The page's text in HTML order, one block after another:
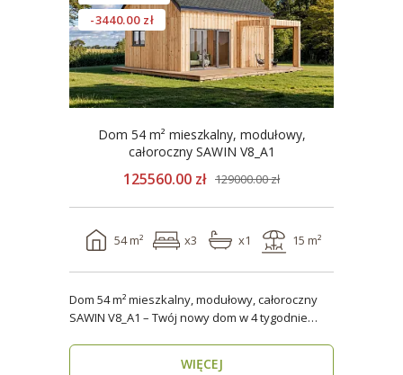
-3440.00 zł
Dom 54 m² mieszkalny, modułowy,
całoroczny SAWIN V8_A1
125560.00 zł 129000.00 zł
54 m² x3 x1 15 m²
Dom 54 m² mieszkalny, modułowy, całoroczny
SAWIN V8_A1 – Twój nowy dom w 4 tygodnie
WIĘCEJ